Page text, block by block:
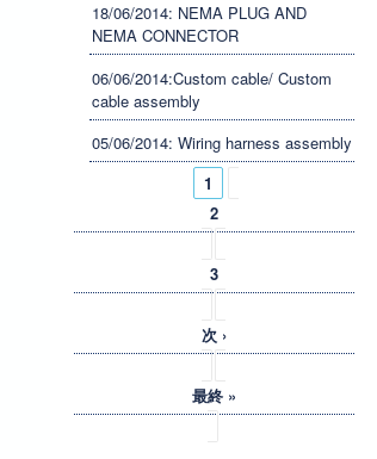
18/06/2014: NEMA PLUG AND
NEMA CONNECTOR
06/06/2014:Custom cable/ Custom
cable assembly
05/06/2014: Wiring harness assembly
1
2
3
次 ›
最終 »